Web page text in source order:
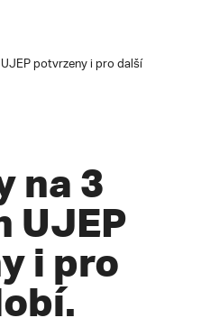
potvrzeny i pro další
na 3
UJEP
i pro